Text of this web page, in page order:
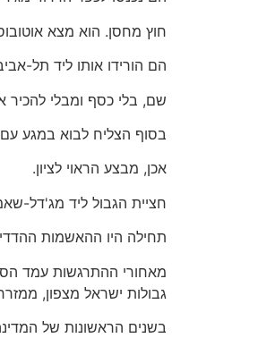
חוץ מחסן. הוא מצא
הם הורידו אותו ליד תל-
שם, בלי כסף ומבלי
בסוף הצליח לבוא במגע עם
אכן, מבצע הראוי לציון.
חציית הגבול ליד מג'דל-
תחילה היו ההאשמות
גבולות ישראל מצפון,